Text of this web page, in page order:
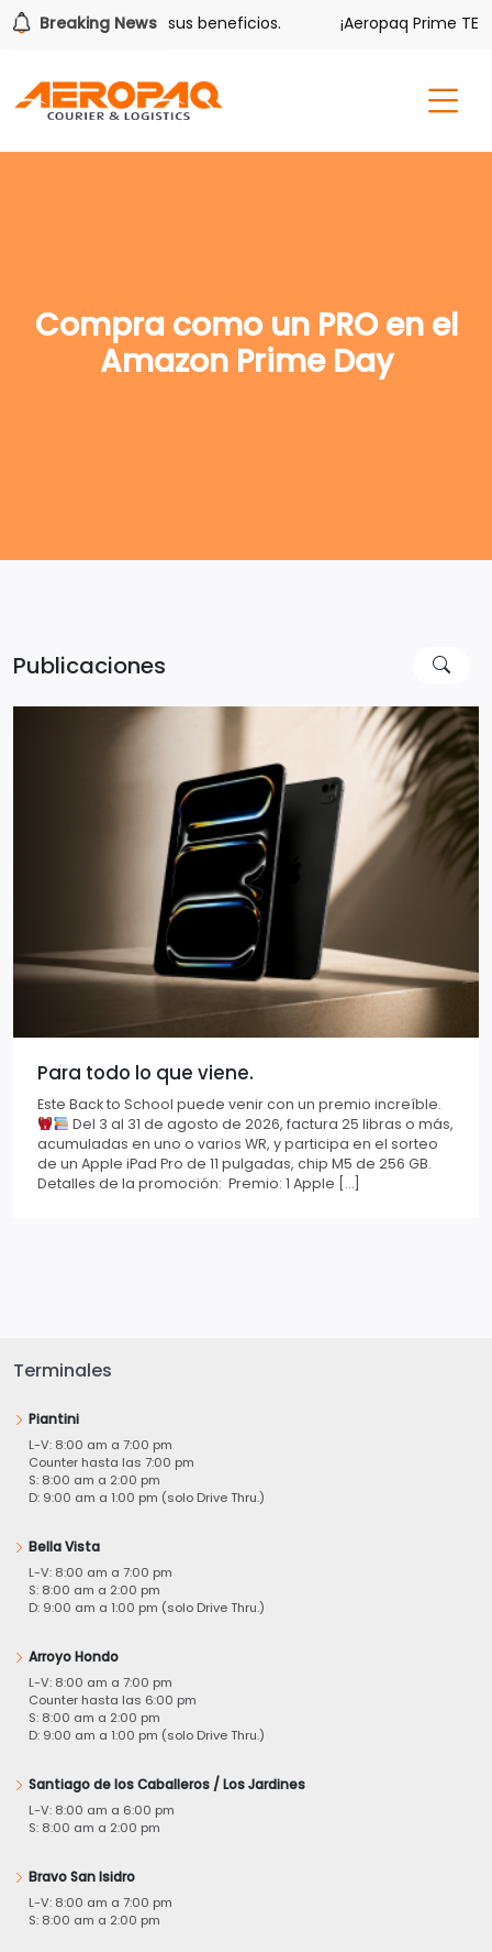
Breaking News
también tiene sus beneficios. ¡Aeropaq Prime TE
Compra como un PRO en el
Amazon Prime Day
Publicaciones
Para todo lo que viene.
Este Back to School puede venir con un premio increíble.
Del 3 al 31 de agosto de 2026, factura 25 libras o más,
acumuladas en uno o varios WR, y participa en el sorteo
de un Apple iPad Pro de 11 pulgadas, chip M5 de 256 GB.
Detalles de la promoción: Premio: 1 Apple […]
Terminales
Piantini
L-V: 8:00 am a 7:00 pm
Counter hasta las 7:00 pm
S: 8:00 am a 2:00 pm
D: 9:00 am a 1:00 pm (solo Drive Thru.)
Bella Vista
L-V: 8:00 am a 7:00 pm
S: 8:00 am a 2:00 pm
D: 9:00 am a 1:00 pm (solo Drive Thru.)
Arroyo Hondo
L-V: 8:00 am a 7:00 pm
Counter hasta las 6:00 pm
S: 8:00 am a 2:00 pm
D: 9:00 am a 1:00 pm (solo Drive Thru.)
Santiago de los Caballeros / Los Jardines
L-V: 8:00 am a 6:00 pm
S: 8:00 am a 2:00 pm
Bravo San Isidro
L-V: 8:00 am a 7:00 pm
S: 8:00 am a 2:00 pm